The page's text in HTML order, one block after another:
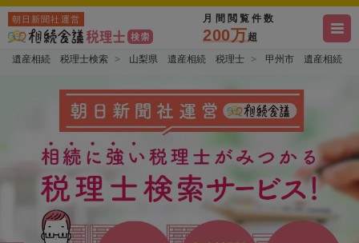
朝日新聞社運営 月間閲覧件数
200万超
遺産相続 税理士検索 山梨県 遺産相続 税理士 甲州市 遺産相続